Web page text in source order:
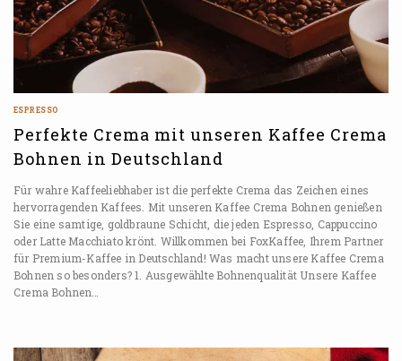
ESPRESSO
Perfekte Crema mit unseren Kaffee Crema
Bohnen in Deutschland
Für wahre Kaffeeliebhaber ist die perfekte Crema das Zeichen eines
hervorragenden Kaffees. Mit unseren Kaffee Crema Bohnen genießen
Sie eine samtige, goldbraune Schicht, die jeden Espresso, Cappuccino
oder Latte Macchiato krönt. Willkommen bei FoxKaffee, Ihrem Partner
für Premium-Kaffee in Deutschland! Was macht unsere Kaffee Crema
Bohnen so besonders? 1. Ausgewählte Bohnenqualität Unsere Kaffee
Crema Bohnen…